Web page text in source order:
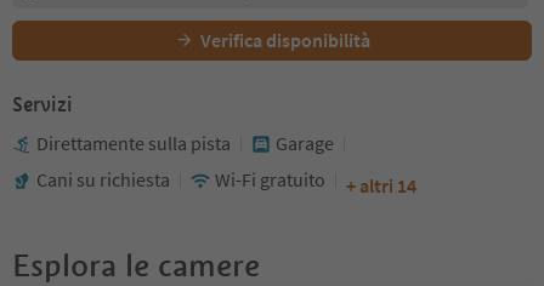
Verifica disponibilità
Servizi
Direttamente sulla pista
Garage
Cani su richiesta
Wi-Fi gratuito + altri 14
Esplora le camere